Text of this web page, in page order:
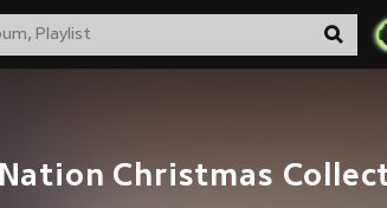
Christmas